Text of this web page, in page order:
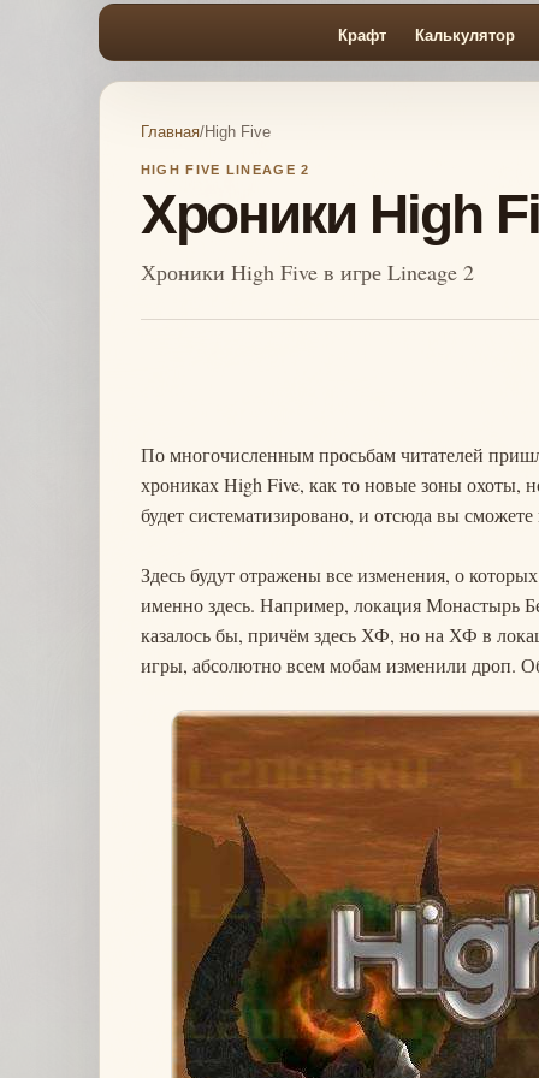
Крафт Калькулятор
Главная/High Five
HIGH FIVE LINEAGE 2
Хроники High
Хроники High Five в игре Lineage 2
По многочисленным просьбам читателей
хрониках High Five, как то новые зоны охоты,
будет систематизировано, и отсюда вы
Здесь будут отражены все изменения, о
именно здесь. Например, локация Монастырь
казалось бы, причём здесь ХФ, но на ХФ в
игры, абсолютно всем мобам изменили дроп.